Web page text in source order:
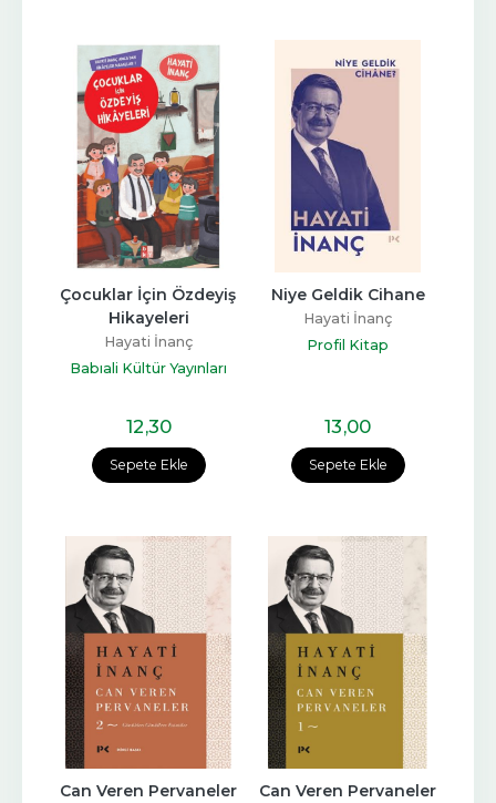
Sepete Ekle
Çocuklar İçin Özdeyiş
Hikayeleri
Hayati İnanç
Babıali Kültür Yayınları
12,30
Sepete Ekle
Niye Geldik Cihane
Hayati İnanç
Profil Kitap
13,00
Can Veren Pervaneler
Can Veren Pervaneler